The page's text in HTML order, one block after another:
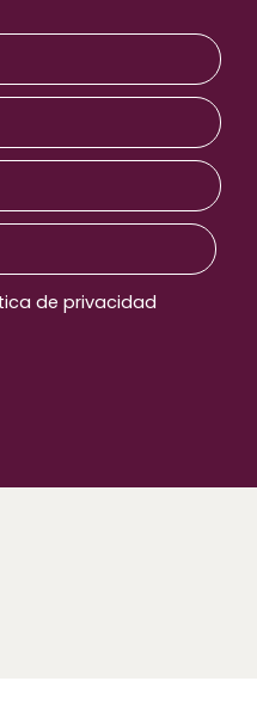
de privacidad